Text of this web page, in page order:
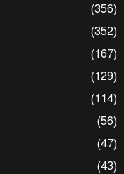
(356)
(352)
(167)
(129)
(114)
(56)
(47)
(43)